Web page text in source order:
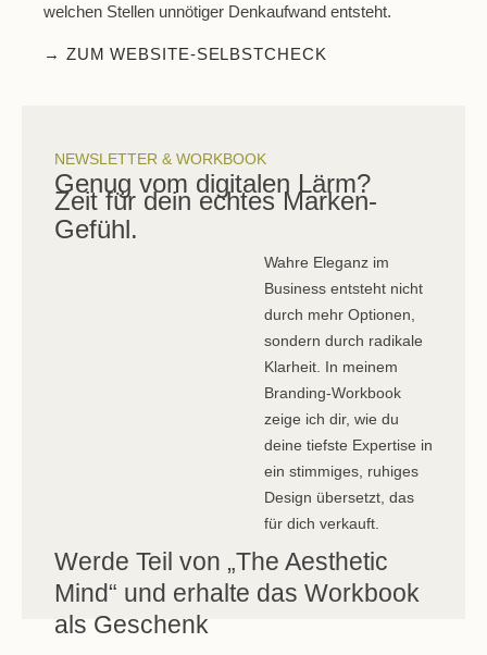
welchen Stellen unnötiger Denkaufwand entsteht.
→ ZUM WEBSITE-SELBSTCHECK
NEWSLETTER & WORKBOOK
Genug vom digitalen Lärm?
Zeit für dein echtes Marken-
Gefühl.
Wahre Eleganz im
Business entsteht nicht
durch mehr Optionen,
sondern durch radikale
Klarheit. In meinem
Branding-Workbook
zeige ich dir, wie du
deine tiefste Expertise in
ein stimmiges, ruhiges
Design übersetzt, das
für dich verkauft.
Werde Teil von „The Aesthetic
Mind“ und erhalte das Workbook
als Geschenk